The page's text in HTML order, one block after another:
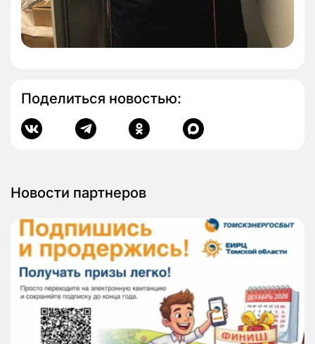
Поделиться новостью:
Новости партнеров